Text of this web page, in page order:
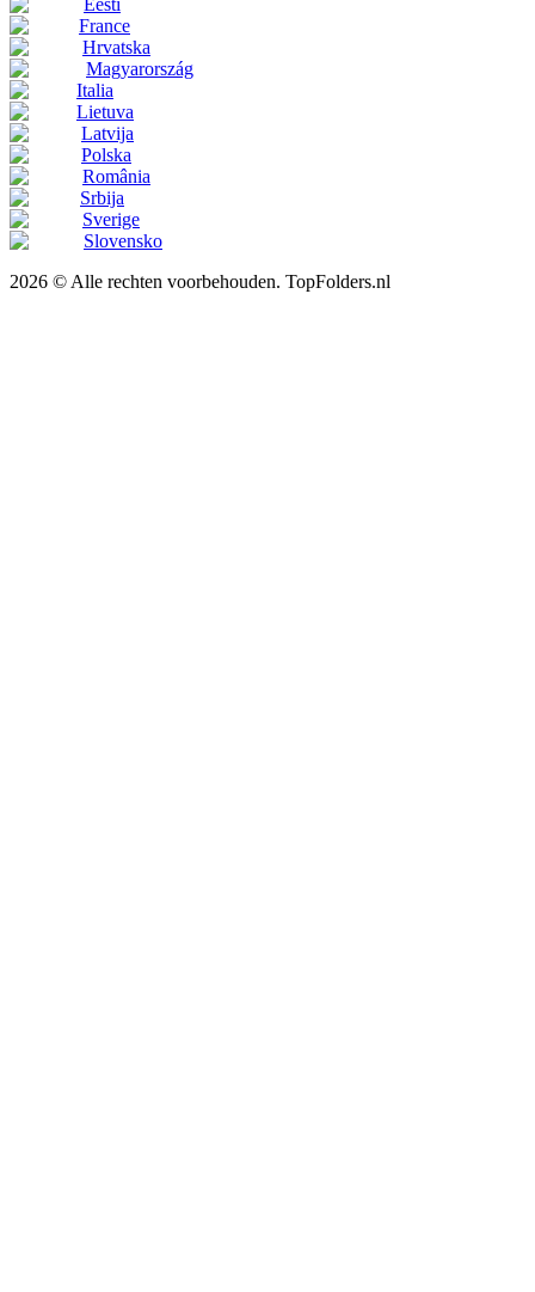
Eesti
France
Hrvatska
Magyarország
Italia
Lietuva
Latvija
Polska
România
Srbija
Sverige
Slovensko
2026 © Alle rechten voorbehouden. TopFolders.nl